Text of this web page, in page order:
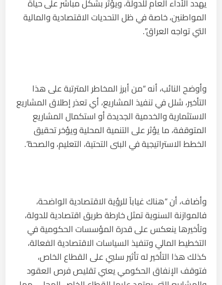
يهدد الأداء العام للدولة، ويؤثر بشكل مباشر على حياة
المواطنين، خاصة في ظل التحديات الاقتصادية والمالية
التي تواجه العراق”.
وأوضح النائب، أنه “من أبرز المخاطر المترتبة على هذا
التأخير، شلل في تنفيذ المشاريع، أي تعذر إطلاق المشاريع
الاستثمارية والخدمية الجديدة أو استكمال المشاريع
المتوقفة، ما يؤثر على التنمية المحلية ويؤخر تحقيق
الخطط الاستراتيجية في البنى التحتية، التعليم، والصحة”.
وأضاف، أن “هناك غياباً للرؤية الاقتصادية الواضحة،
فالموازنة السنوية تمثل خارطة طريق اقتصادية للدولة،
وتأخيرها ينعكس على قدرة المؤسسات الحكومية في
التخطيط المالي وتنفيذ السياسات الاقتصادية الفعالة،
كذلك هذا التأخير له تأثير سلبي على القطاع الخاص،
فتوقف الإنفاق الحكومي يعني تقليص فرص العقود